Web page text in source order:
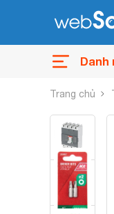
Danh
Trang chủ